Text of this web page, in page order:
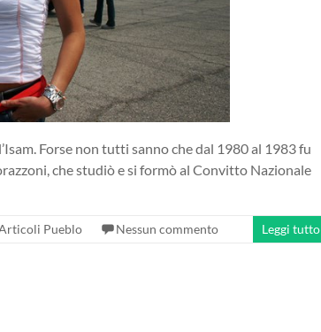
Forse non tutti sanno che dal 1980 al 1983 fu
che studiò e si formò al Convitto Nazionale
Pueblo Nessun commento Leggi tutto